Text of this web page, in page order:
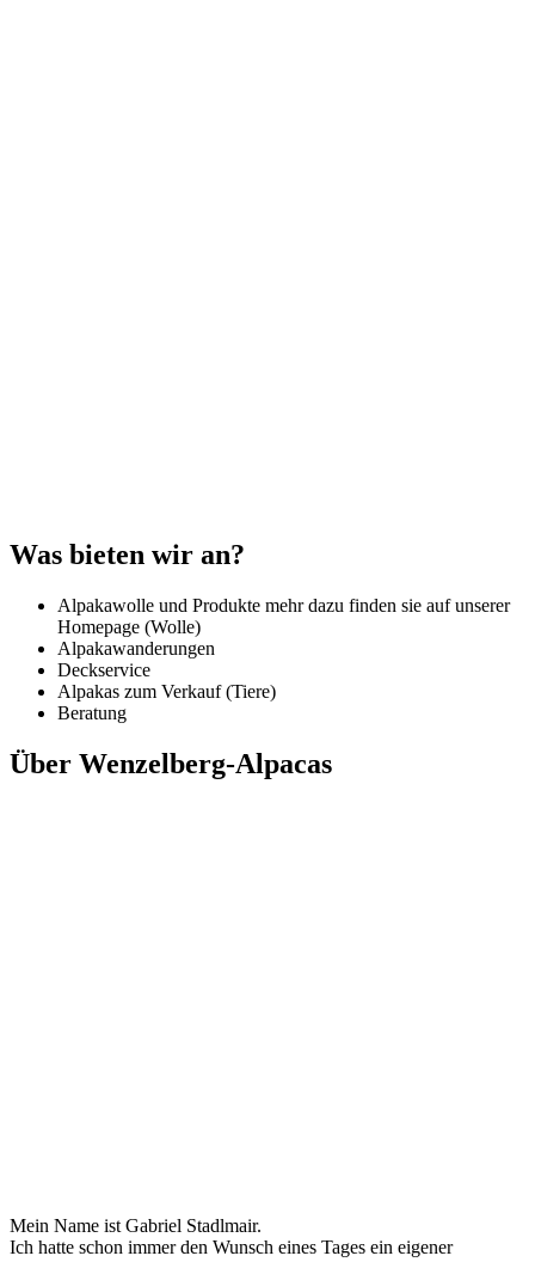
Was bieten wir an?
Alpakawolle und Produkte mehr dazu finden sie auf unserer
Homepage (Wolle)
Alpakawanderungen
Deckservice
Alpakas zum Verkauf (Tiere)
Beratung
Über Wenzelberg-Alpacas
Mein Name ist Gabriel Stadlmair.
Ich hatte schon immer den Wunsch eines Tages ein eigener